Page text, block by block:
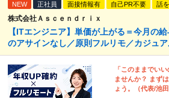
NEW 正社員 面接情報有 自己PR不要 話
株式会社Ａｓｃｅｎｄｒｉｘ
【ITエンジニア】単価が上がる＝今月の
のアサインなし／原則フルリモ／カジュ
「このままでい
ませんか？ まず
ょう。（代表/池田